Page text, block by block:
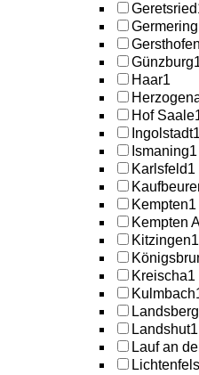
Geretsried
Germering
Gersthofen
Günzburg
Haar1
Hof Saale
Ingolstadt1
Ismaning1
Karlsfeld1
Kempten1
Kempten
Kitzingen1
Kreischa1
Kulmbach
Landshut1
Lauf an
Lichtenfels